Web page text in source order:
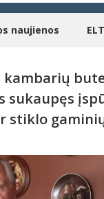
naujienos
kambarių
sukaupęs
stiklo